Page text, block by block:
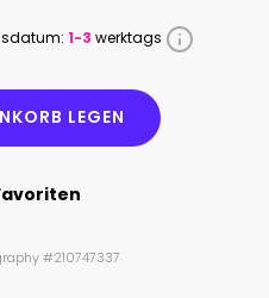
1-3 werktags
LEGEN
#210747337